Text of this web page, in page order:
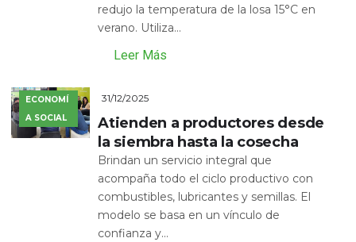
redujo la temperatura de la losa 15°C en
verano. Utiliza...
Leer Más
ECONOMÍ
A SOCIAL
31/12/2025
Atienden a productores desde
la siembra hasta la cosecha
Brindan un servicio integral que
acompaña todo el ciclo productivo con
combustibles, lubricantes y semillas. El
modelo se basa en un vínculo de
confianza y...